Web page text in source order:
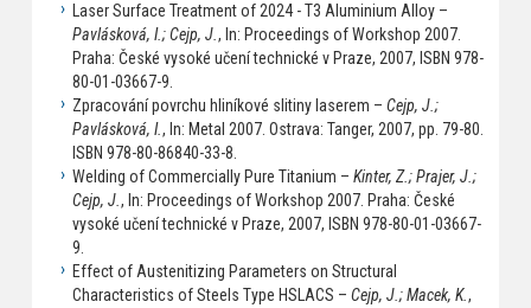
Laser Surface Treatment of 2024 - T3 Aluminium Alloy –
Pavlásková, I.; Cejp, J., In: Proceedings of Workshop 2007.
Praha: České vysoké učení technické v Praze, 2007, ISBN 978-
80-01-03667-9.
Zpracování povrchu hliníkové slitiny laserem – Cejp, J.;
Pavlásková, I., In: Metal 2007. Ostrava: Tanger, 2007, pp. 79-80.
ISBN 978-80-86840-33-8.
Welding of Commercially Pure Titanium – Kinter, Z.; Prajer, J.;
Cejp, J., In: Proceedings of Workshop 2007. Praha: České
vysoké učení technické v Praze, 2007, ISBN 978-80-01-03667-
9.
Effect of Austenitizing Parameters on Structural
Characteristics of Steels Type HSLACS – Cejp, J.; Macek, K.,